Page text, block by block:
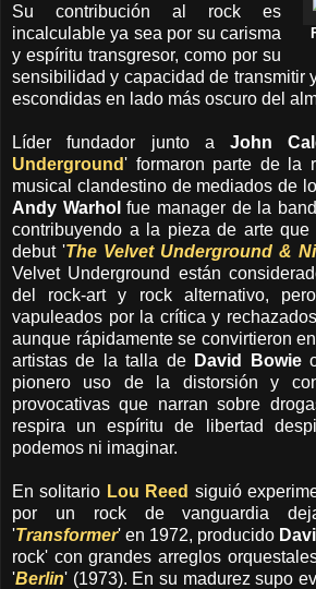
Su contribución al rock es
incalculable ya sea por su carisma
y espíritu transgresor, como por su
sensibilidad y capacidad de transmitir
escondidas en lado más oscuro del
Líder fundador junto a John
Underground' formaron parte de la
musical clandestino de mediados de
Andy Warhol fue manager de la
contribuyendo a la pieza de arte que
debut 'The Velvet Underground &
Velvet Underground están
del rock-art y rock alternativo,
vapuleados por la crítica y
aunque rápidamente se convirtieron
artistas de la talla de David Bowie
pionero uso de la distorsión y
provocativas que narran sobre
respira un espíritu de libertad
podemos ni imaginar.
En solitario Lou Reed siguió
por un rock de vanguardia
'Transformer' en 1972, producido
rock' con grandes arreglos
'Berlin' (1973). En su madurez supo